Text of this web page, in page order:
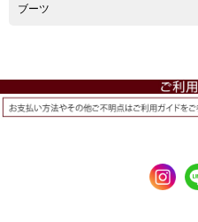
ブーツ